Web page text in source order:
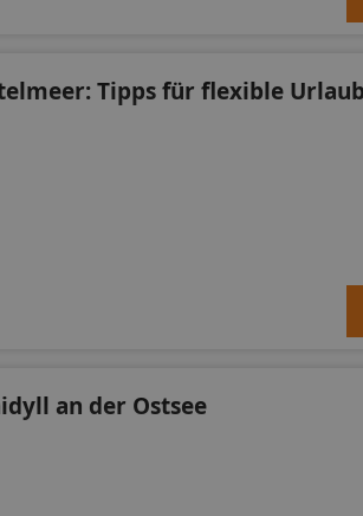
Tipps für flexible
an der Ostsee